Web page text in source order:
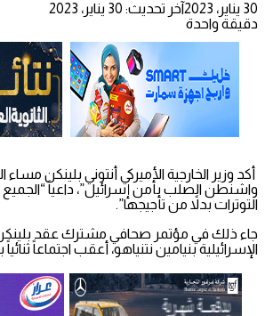
30 يناير، 2023
آخر تحديث: 30 يناير، 2023
دقيقة واحدة
أكد وزير الخارجية الأميركي أنتوني بلينكن مساء
واشنطن الصلب بأمن إسرائيل”، داعياً “الجميع
التوترات بدلاً من تأجيجها”.
جاء ذلك في مؤتمر صحافي مشترك عقد
الإسرائيلية بنيامين نتنياهو، أعقب اجتماعاً ثنائياً